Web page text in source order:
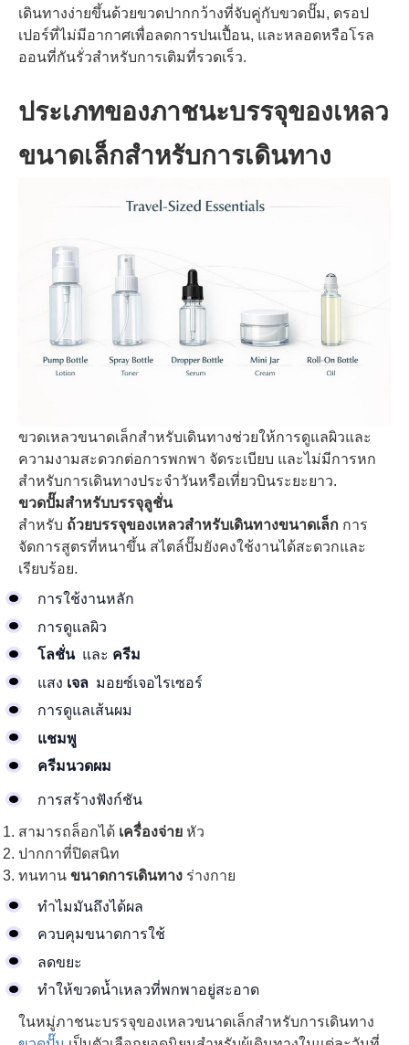
เดินทางง่ายขึ้นด้วยขวดปากกว้างที่จับคู่กับขวดปั๊ม, ดรอป
เปอร์ที่ไม่มีอากาศเพื่อลดการปนเปื้อน, และหลอดหรือโรล
ออนที่กันรั่วสำหรับการเติมที่รวดเร็ว.
ประเภทของภาชนะบรรจุของเหลว
ขนาดเล็กสำหรับการเดินทาง
ขวดเหลวขนาดเล็กสำหรับเดินทางช่วยให้การดูแลผิวและ
ความงามสะดวกต่อการพกพา จัดระเบียบ และไม่มีการหก
สำหรับการเดินทางประจำวันหรือเที่ยวบินระยะยาว.
ขวดปั๊มสำหรับบรรจุลูชั่น
สำหรับ ถ้วยบรรจุของเหลวสำหรับเดินทางขนาดเล็ก การ
จัดการสูตรที่หนาขึ้น สไตล์ปั๊มยังคงใช้งานได้สะดวกและ
เรียบร้อย.
การใช้งานหลัก
การดูแลผิว
โลชั่น และ ครีม
แสง เจล มอยซ์เจอไรเซอร์
การดูแลเส้นผม
แชมพู
ครีมนวดผม
การสร้างฟังก์ชัน
สามารถล็อกได้ เครื่องจ่าย หัว
ปากกาที่ปิดสนิท
ทนทาน ขนาดการเดินทาง ร่างกาย
ทำไมมันถึงได้ผล
ควบคุมขนาดการใช้
ลดขยะ
ทำให้ขวดน้ำเหลวที่พกพาอยู่สะอาด
ในหมู่ภาชนะบรรจุของเหลวขนาดเล็กสำหรับการเดินทาง